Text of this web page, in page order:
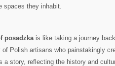
spaces they inhabit.
posadzkais like taking a journey
Polish artisans who⁢ painstakingly
a story,⁣ reflecting‍ the history and